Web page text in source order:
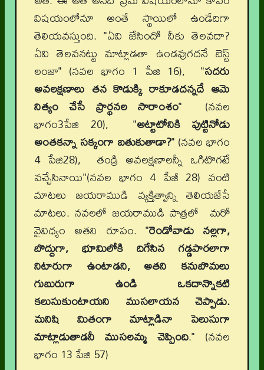
విషయంలోనూ అంతే స్థాయిలో ఉండేదిగా
తెలియవస్తుంది. "ఏవి జేసిందో నీకు తెలవదా?
ఏవి తెలవనట్టు మాట్లాడతా ఉండవుగదనే బెస్ట్
లంజా" (నవల భాగం 1 పేజి 16), "సదరు
అవలక్షణాలు తన కొడుక్కి రాకూడదన్నదే ఆమె
నిత్యం చేసే ప్రార్థనల సారాంశం" (నవల
భాగం3పేజి 20), "అట్టాటోనికి పుట్టినోడు
అంతకన్నా సక్కంగా బతుకుతాడా?" (నవల భాగం
4 పేజి28), తండ్రి అవలక్షణాలన్నీ ఒగిటొగటే
వచ్చేసినాయి"(నవల భాగం 4 పేజీ 28) వంటి
మాటలు జయరాముడి వ్యక్తిత్వాన్ని తెలియజేసే
మాటలు. నవలలో జయరాముడి పాత్రలో మరో
వైవిధ్యం అతని రూపం. "రెండోవాడు నల్లగా,
బొద్దుగా, భూమిలోకి దిగేసిన గడ్డపారలాగా
నిటారుగా ఉంటాడని, అతని కనుబొమలు
గుబురుగా ఉండి ఒకదాన్నొకటి
కలుసుకుంటాయని ముసలాయన చెప్పాడు.
మనిషి మితంగా మాట్లాడినా పెలుసుగా
మాట్లాడుతాడనీ ముసలమ్మ చెప్పింది." (నవల
భాగం 13 పేజి 57)